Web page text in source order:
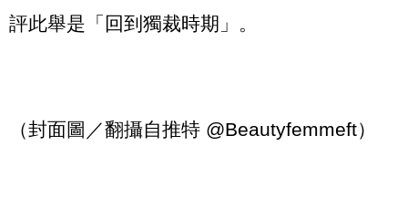
評此舉是「回到獨裁時期」。
（封面圖／翻攝自推特 @Beautyfemmeft）